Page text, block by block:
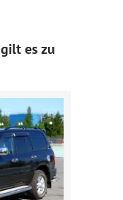
es zu